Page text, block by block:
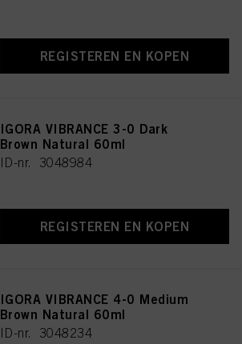
REGISTEREN EN KOPEN
IGORA VIBRANCE 3-0 Dark
Brown Natural 60ml
ID-nr. 3048984
REGISTEREN EN KOPEN
IGORA VIBRANCE 4-0 Medium
Brown Natural 60ml
ID-nr. 3048234